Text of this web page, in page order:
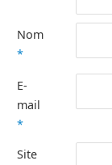
Nom
*
E-
mail
*
Site